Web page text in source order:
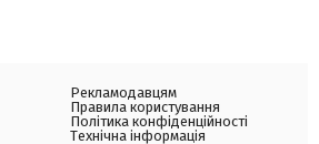
Рекламодавцям
Правила користування
Політика конфіденційності
Технічна інформація